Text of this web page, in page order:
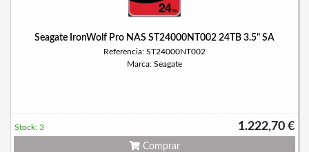
Seagate IronWolf Pro NAS ST24000NT002 24TB 3.5" SA
Referencia: ST24000NT002
Marca: Seagate
1.222,70 €
Stock: 3
Comprar